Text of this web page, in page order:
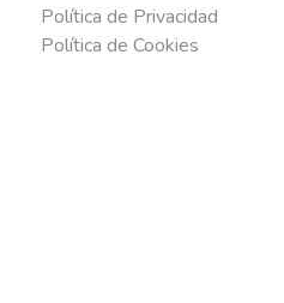
Política de Privacidad
Política de Cookies